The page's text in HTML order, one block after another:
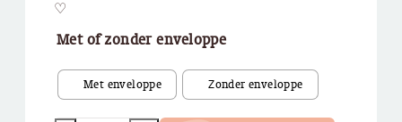
♡
Met of zonder enveloppe